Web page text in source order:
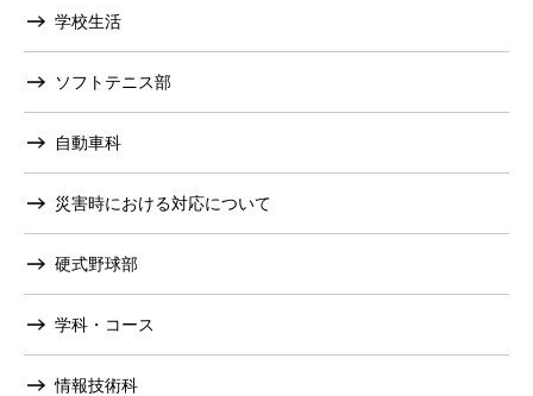
学校生活
ソフトテニス部
自動車科
災害時における対応について
硬式野球部
学科・コース
情報技術科